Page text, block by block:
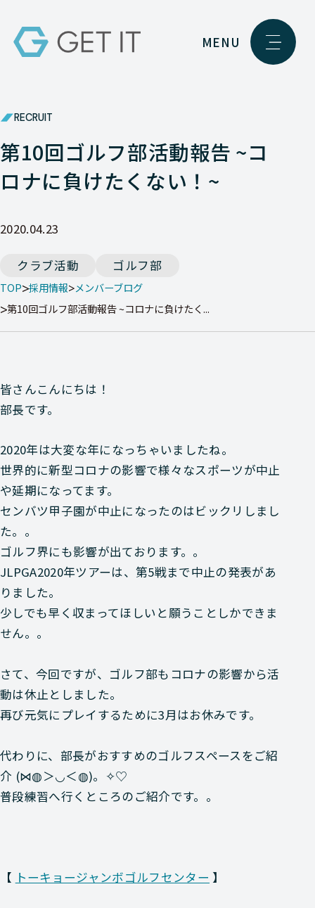
MENU
RECRUIT
第10回ゴルフ部活動報告 ~コ
ロナに負けたくない！~
2020.04.23
クラブ活動 ゴルフ部
TOP 採用情報 メンバーブログ
第10回ゴルフ部活動報告 ~コロナに負けたく...
皆さんこんにちは！
部長です。
2020年は大変な年になっちゃいましたね。
世界的に新型コロナの影響で様々なスポーツが中止
や延期になってます。
センバツ甲子園が中止になったのはビックリしまし
た。。
ゴルフ界にも影響が出ております。。
JLPGA2020年ツアーは、第5戦まで中止の発表があ
りました。
少しでも早く収まってほしいと願うことしかできま
せん。。
さて、今回ですが、ゴルフ部もコロナの影響から活
動は休止としました。
再び元気にプレイするために3月はお休みです。
代わりに、部長がおすすめのゴルフスペースをご紹
介 (⋈◍＞◡＜◍)。✧♡
普段練習へ行くところのご紹介です。。
【 トーキョージャンボゴルフセンター 】